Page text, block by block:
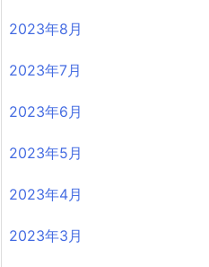
2023年8月
2023年7月
2023年6月
2023年5月
2023年4月
2023年3月